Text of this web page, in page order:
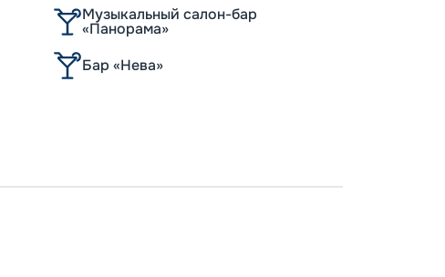
Музыкальный салон-бар
«Панорама»
Бар «Нева»